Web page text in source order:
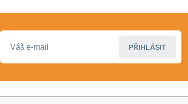
PŘIHLÁSIT